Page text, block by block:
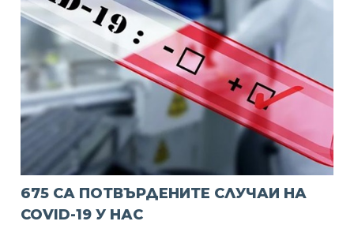
675 СА ПОТВЪРДЕНИТЕ СЛУЧАИ НА
COVID-19 У НАС